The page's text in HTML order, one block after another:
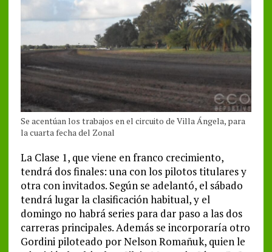
Se acentúan los trabajos en el circuito de Villa Ángela, para
la cuarta fecha del Zonal
La Clase 1, que viene en franco crecimiento,
tendrá dos finales: una con los pilotos titulares y
otra con invitados. Según se adelantó, el sábado
tendrá lugar la clasificación habitual, y el
domingo no habrá series para dar paso a las dos
carreras principales. Además se incorporaría otro
Gordini piloteado por Nelson Romañuk, quien le